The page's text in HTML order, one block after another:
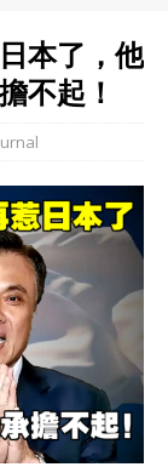
本了，他
不起！